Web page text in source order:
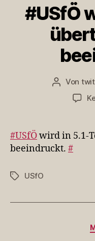
#USfÖ
Von
#USfÖwird in 5.1-
beeindruckt. #
Schlagwörter
USfO